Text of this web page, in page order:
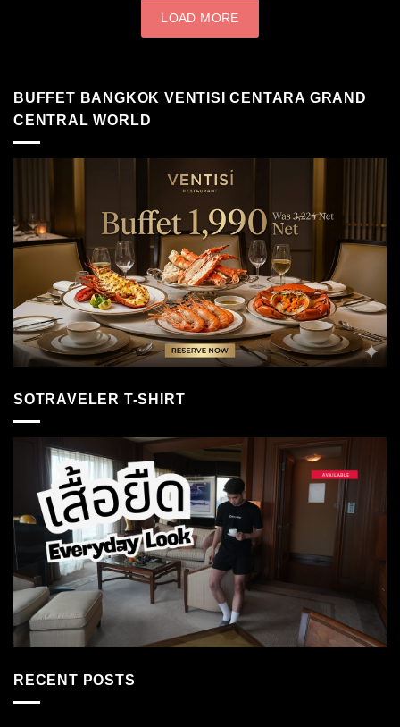
LOAD MORE
BUFFET BANGKOK VENTISI CENTARA GRAND
CENTRAL WORLD
SOTRAVELER T-SHIRT
RECENT POSTS